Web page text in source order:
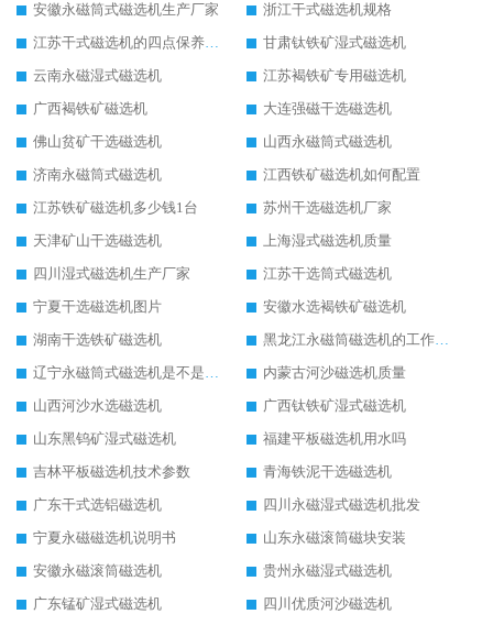
安徽永磁筒式磁选机生产厂家
浙江干式磁选机规格
江苏干式磁选机的四点保养秘籍
甘肃钛铁矿湿式磁选机
云南永磁湿式磁选机
江苏褐铁矿专用磁选机
广西褐铁矿磁选机
大连强磁干选磁选机
佛山贫矿干选磁选机
山西永磁筒式磁选机
济南永磁筒式磁选机
江西铁矿磁选机如何配置
江苏铁矿磁选机多少钱1台
苏州干选磁选机厂家
天津矿山干选磁选机
上海湿式磁选机质量
四川湿式磁选机生产厂家
江苏干选筒式磁选机
宁夏干选磁选机图片
安徽水选褐铁矿磁选机
湖南干选铁矿磁选机
黑龙江永磁筒磁选机的工作原理
辽宁永磁筒式磁选机是不是强磁
内蒙古河沙磁选机质量
山西河沙水选磁选机
广西钛铁矿湿式磁选机
山东黑钨矿湿式磁选机
福建平板磁选机用水吗
吉林平板磁选机技术参数
青海铁泥干选磁选机
广东干式选铝磁选机
四川永磁湿式磁选机批发
宁夏永磁磁选机说明书
山东永磁滚筒磁块安装
安徽永磁滚筒磁选机
贵州永磁湿式磁选机
广东锰矿湿式磁选机
四川优质河沙磁选机